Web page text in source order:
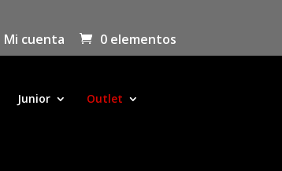
Mi cuenta 0 elementos
Junior Outlet